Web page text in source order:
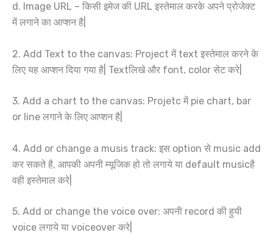
d. Image URL – किसी इमेज की URL इस्तेमाल करके अपने प्रोजेक्ट
में लगाने का आप्शन है|
2. Add Text to the canvas: Project में text इस्तेमाल करने के
लिए यह आप्शन दिया गया है| Textलिखे और font, color सेट करे|
3. Add a chart to the canvas: Projetc में pie chart, bar
or line लगाने के लिए आप्शन है|
4. Add or change a musis track: इस option से music add
कर सकते है, आपकी अपनी म्यूजिक हो तो लगाये या default musicहै
वही इस्तेमाल करे|
5. Add or change the voice over: अपनी record की हुयी
voice लगाये या voiceover करे|